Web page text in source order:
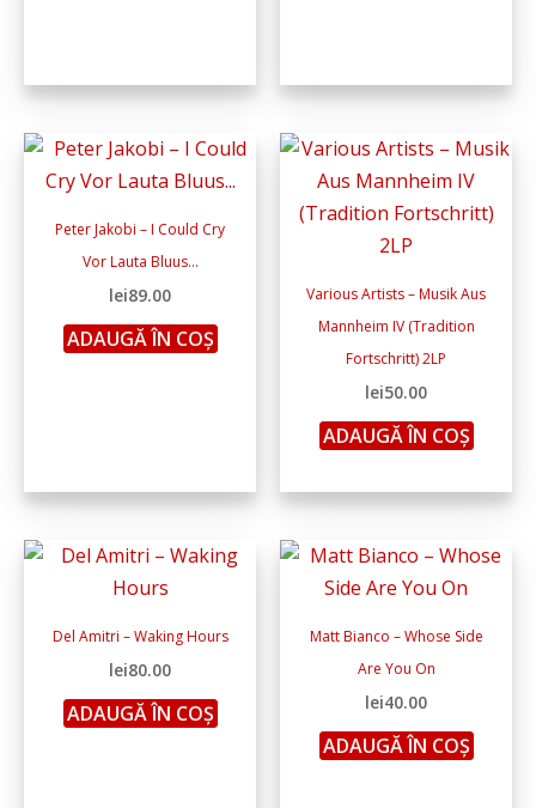
Peter Jakobi – I Could Cry
Vor Lauta Bluus…
lei89.00
ADAUGĂ ÎN COȘ
Various Artists – Musik Aus
Mannheim IV (Tradition
Fortschritt) 2LP
lei50.00
ADAUGĂ ÎN COȘ
Del Amitri – Waking Hours
lei80.00
ADAUGĂ ÎN COȘ
Matt Bianco – Whose Side
Are You On
lei40.00
ADAUGĂ ÎN COȘ